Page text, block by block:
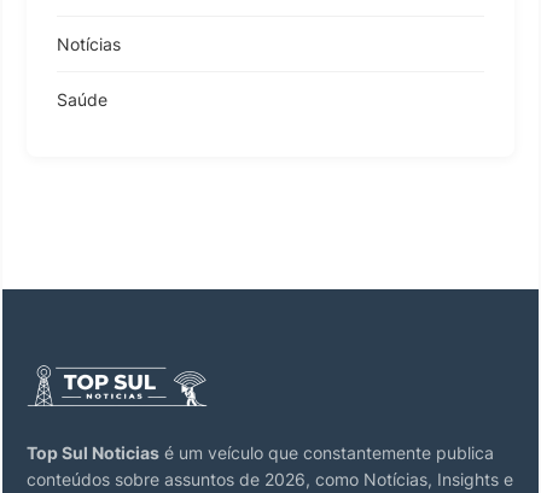
Notícias
Saúde
Top Sul Noticias é um veículo que constantemente publica
conteúdos sobre assuntos de 2026, como Notícias, Insights e